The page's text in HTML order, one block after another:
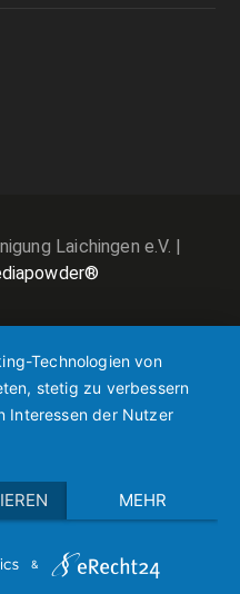
Laichingen e.V. |
Technologien von
stetig zu verbessern
Interessen der Nutzer
MEHR
&